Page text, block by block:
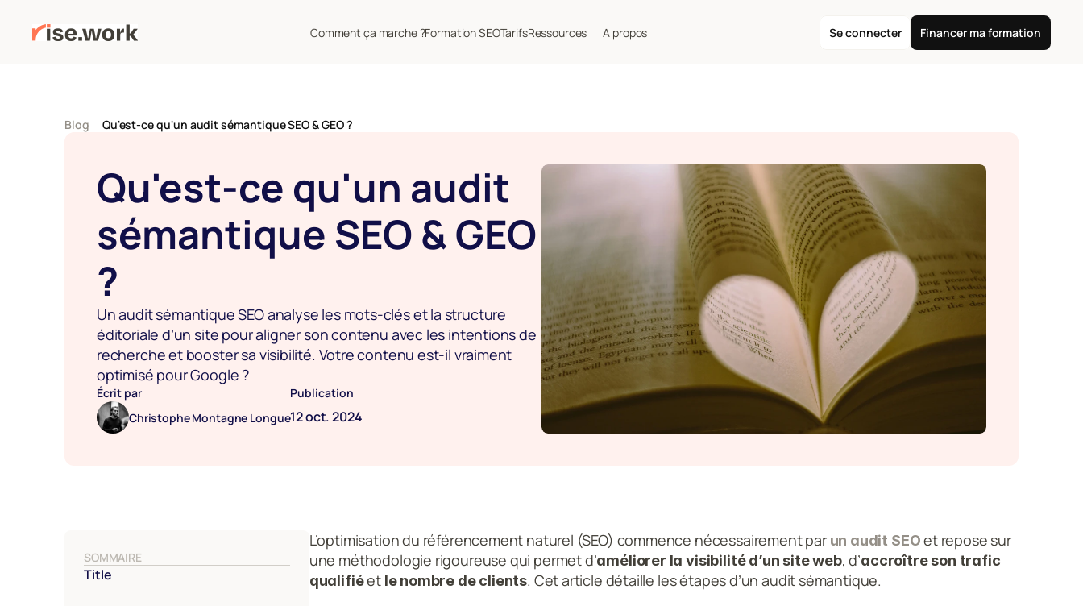
Comment ça marche ?Formation SEOTarifsRessources A propos Se connecter Financer ma formation
Blog Qu'est-ce qu'un audit sémantique SEO & GEO ?
Qu'est-ce qu'un audit
sémantique SEO & GEO
?
Un audit sémantique SEO analyse les mots-clés et la structure
éditoriale d’un site pour aligner son contenu avec les intentions de
recherche et booster sa visibilité. Votre contenu est-il vraiment
optimisé pour Google ?
Écrit par
Christophe Montagne Longue
Publication
12 oct. 2024
SOMMAIRE
Title
L’optimisation du référencement naturel (SEO) commence nécessairement par un audit SEO et repose sur
une méthodologie rigoureuse qui permet d’améliorer la visibilité d’un site web, d’accroître son trafic
qualifié et le nombre de clients. Cet article détaille les étapes d’un audit sémantique.